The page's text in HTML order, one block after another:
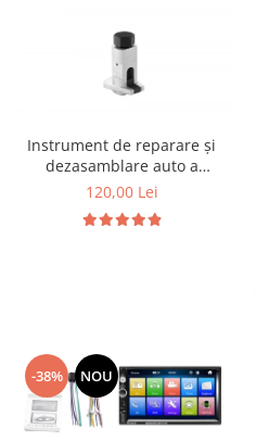
Instrument de reparare și
dezasamblare auto a
distribuitorului de unghi de
120,00 Lei
-38% NOU